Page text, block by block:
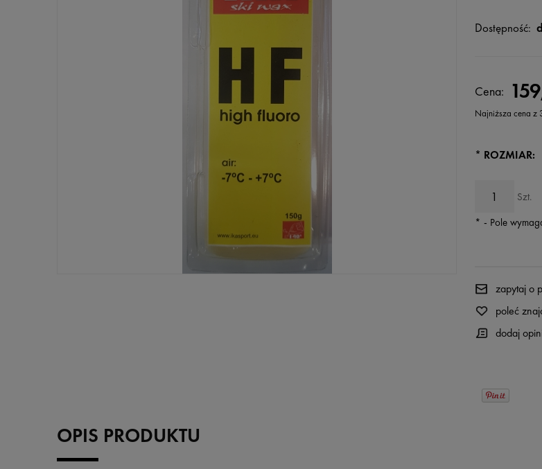
Dostępność:
Cena:
Najniższa cena z
* ROZMIAR:
Szt.
* - Pole
zapytaj o
poleć
dodaj
OPIS PRODUKTU